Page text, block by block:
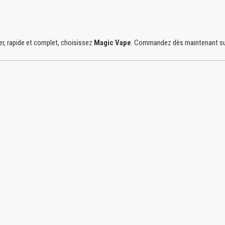
rapide et complet, choisissez Magic Vape. Commandez dès maintenant